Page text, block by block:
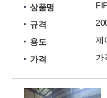
상품명
규격
용도
가격
가